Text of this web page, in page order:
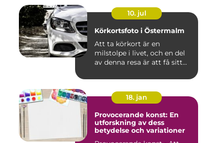
10. jul
Körkortsfoto i Östermalm
Att ta körkort är en
milstolpe i livet, och en del
av denna resa är att få sitt...
18. jan
Provocerande konst: En
utforskning av dess
betydelse och variationer